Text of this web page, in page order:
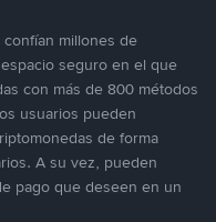
confían millones de
seguro en el que
con más de 800 métodos
usuarios pueden
de forma
A su vez, pueden
pago que deseen en un